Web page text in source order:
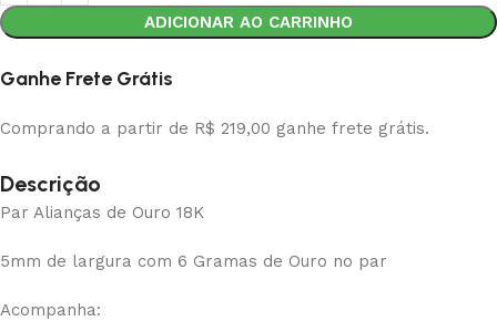
ADICIONAR AO CARRINHO
Ganhe Frete Grátis
Comprando a partir de R$ 219,00 ganhe frete grátis.
Descrição
Par Alianças de Ouro 18K
5mm de largura com 6 Gramas de Ouro no par
Acompanha: